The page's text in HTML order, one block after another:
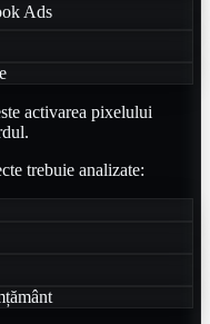
Ads
activarea pixelului
trebuie analizate: